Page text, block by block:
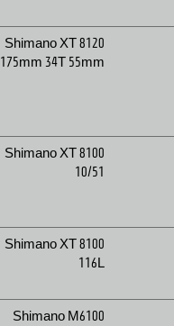
Shimano XT 8120
175mm 34T 55mm
Shimano XT 8100
10/51
Shimano XT 8100
116L
Shimano M6100